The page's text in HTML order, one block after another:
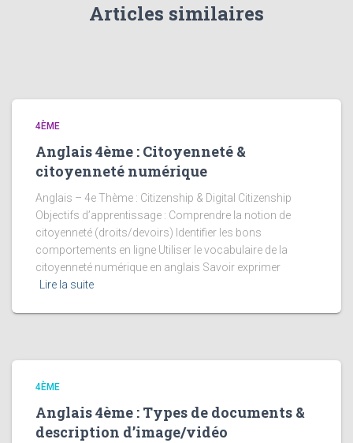
Articles similaires
4ÈME
Anglais 4ème : Citoyenneté &
citoyenneté numérique
Anglais – 4e Thème : Citizenship & Digital Citizenship
Objectifs d’apprentissage : Comprendre la notion de
citoyenneté (droits/devoirs) Identifier les bons
comportements en ligne Utiliser le vocabulaire de la
citoyenneté numérique en anglais Savoir exprimer
Lire la suite
4ÈME
Anglais 4ème : Types de documents &
description d’image/vidéo